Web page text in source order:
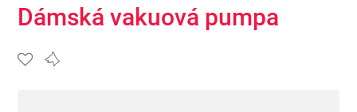
Dámská vakuová pumpa